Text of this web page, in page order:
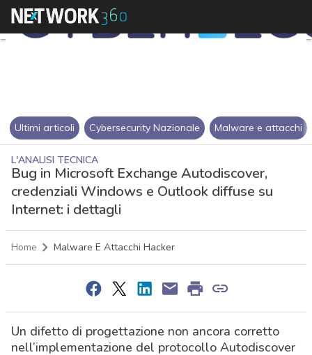
Ultimi articoli Cybersecurity Nazionale Malware e attacchi
L'ANALISI TECNICA
Bug in Microsoft Exchange Autodiscover,
credenziali Windows e Outlook diffuse su
Internet: i dettagli
Home Malware E Attacchi Hacker
Un difetto di progettazione non ancora corretto
nell’implementazione del protocollo Autodiscover